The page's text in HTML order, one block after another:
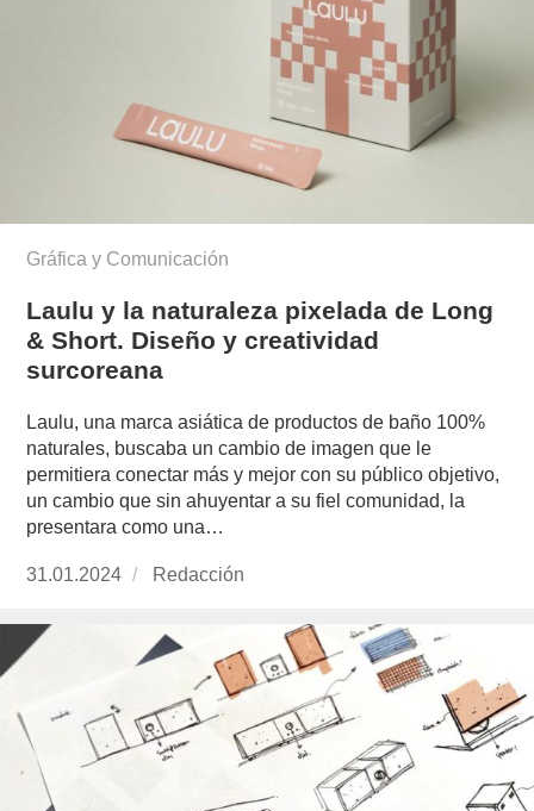
Gráfica y Comunicación
Laulu y la naturaleza pixelada de Long
& Short. Diseño y creatividad
surcoreana
Laulu, una marca asiática de productos de baño 100%
naturales, buscaba un cambio de imagen que le
permitiera conectar más y mejor con su público objetivo,
un cambio que sin ahuyentar a su fiel comunidad, la
presentara como una…
Publicado
31.01.2024 https://www.experimenta.es/author/redaccion/
Redacción